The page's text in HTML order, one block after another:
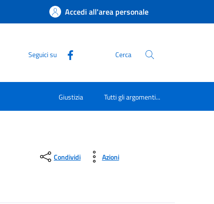
Accedi all'area personale
Seguici su Cerca
Giustizia Tutti gli argomenti...
Condividi Azioni